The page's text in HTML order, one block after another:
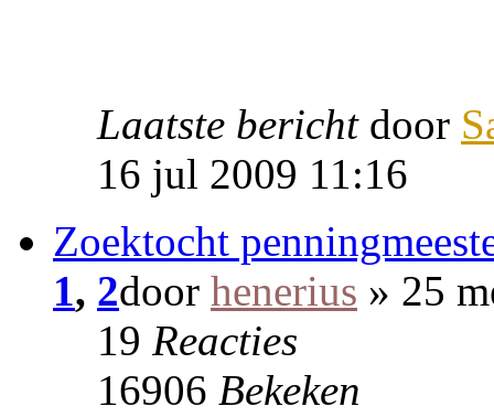
Laatste bericht door
16 jul 2009 11:16
Zoektocht
1, 2door henerius » 25
19 Reacties
16906 Bekeken